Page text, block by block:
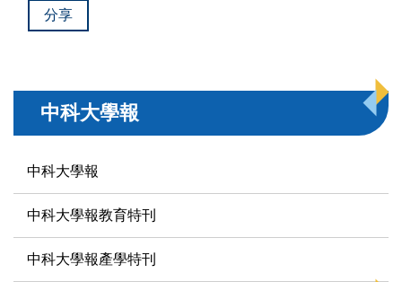
分享
中科大學報
中科大學報
中科大學報教育特刊
中科大學報產學特刊